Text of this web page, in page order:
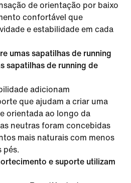
de orientação por baixo
confortável que
e estabilidade em cada
umas sapatilhas de running
sapatilhas de running de
adicionam
que ajudam a criar uma
orientada ao longo da
neutras foram concebidas
mais naturais com menos
pés.
e suporte utilizam